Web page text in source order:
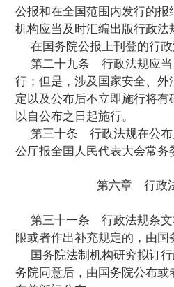
公布，征求意见。
第二十条国务院法
涉及的主要问题，深
基层有关机关、组织和
第二十一条行政法
的，国务院法制机构应
的座谈会、论证会，听
或者其他组织的切身
第二十三条国务院
及的主要制度、方针
不同意见的，国务院法